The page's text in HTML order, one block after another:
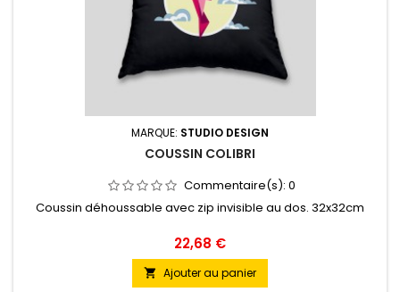
MARQUE: STUDIO DESIGN
COUSSIN COLIBRI
Commentaire(s): 0
Coussin déhoussable avec zip invisible au dos. 32x32cm
Prix
22,68 €
 Ajouter au panier